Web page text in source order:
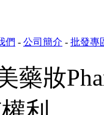
們 - 公司簡介 - 批發專
藥妝